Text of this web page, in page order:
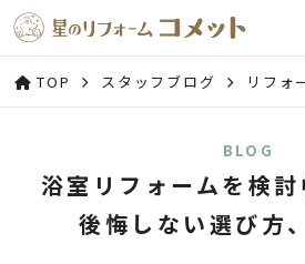
TOP スタッフブログ リフォ
BLOG
浴室リフォームを検討
後悔しない選び方